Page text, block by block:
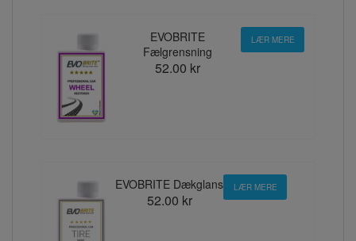
EVOBRITE
Fælgrensning
52.00 kr
LÆR MERE
EVOBRITE Dækglans
52.00 kr
LÆR MERE